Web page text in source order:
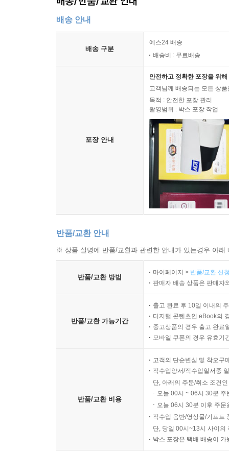
배송 안내
배송 구분
예스24 배송
배송비 : 무료배송
포장 안내
안전하고 정확한 포장을 위
고객님께 배송되는 모든 상
목적 : 안전한 포장 관리
촬영범위 : 박스 포장 작업
반품/교환 안내
※ 상품 설명에 반품/교환과 관련한 안내가 있는경우 아
반품/교환 방법
마이페이지 > 반품/교환 신
판매자 배송 상품은 판매자
반품/교환 가능기간
출고 완료 후 10일 이내의
디지털 콘텐츠인 eBook의
중고상품의 경우 출고 완료
모바일 쿠폰의 경우 유효기
반품/교환 비용
고객의 단순변심 및 착오구
직수입양서/직수입일서중
단, 아래의 주문/취소 조건
오늘 00시 ~ 06시 30분
오늘 06시 30분 이후 주
직수입 음반/영상물/기프트
단, 당일 00시~13시 사이의
박스 포장은 택배 배송이